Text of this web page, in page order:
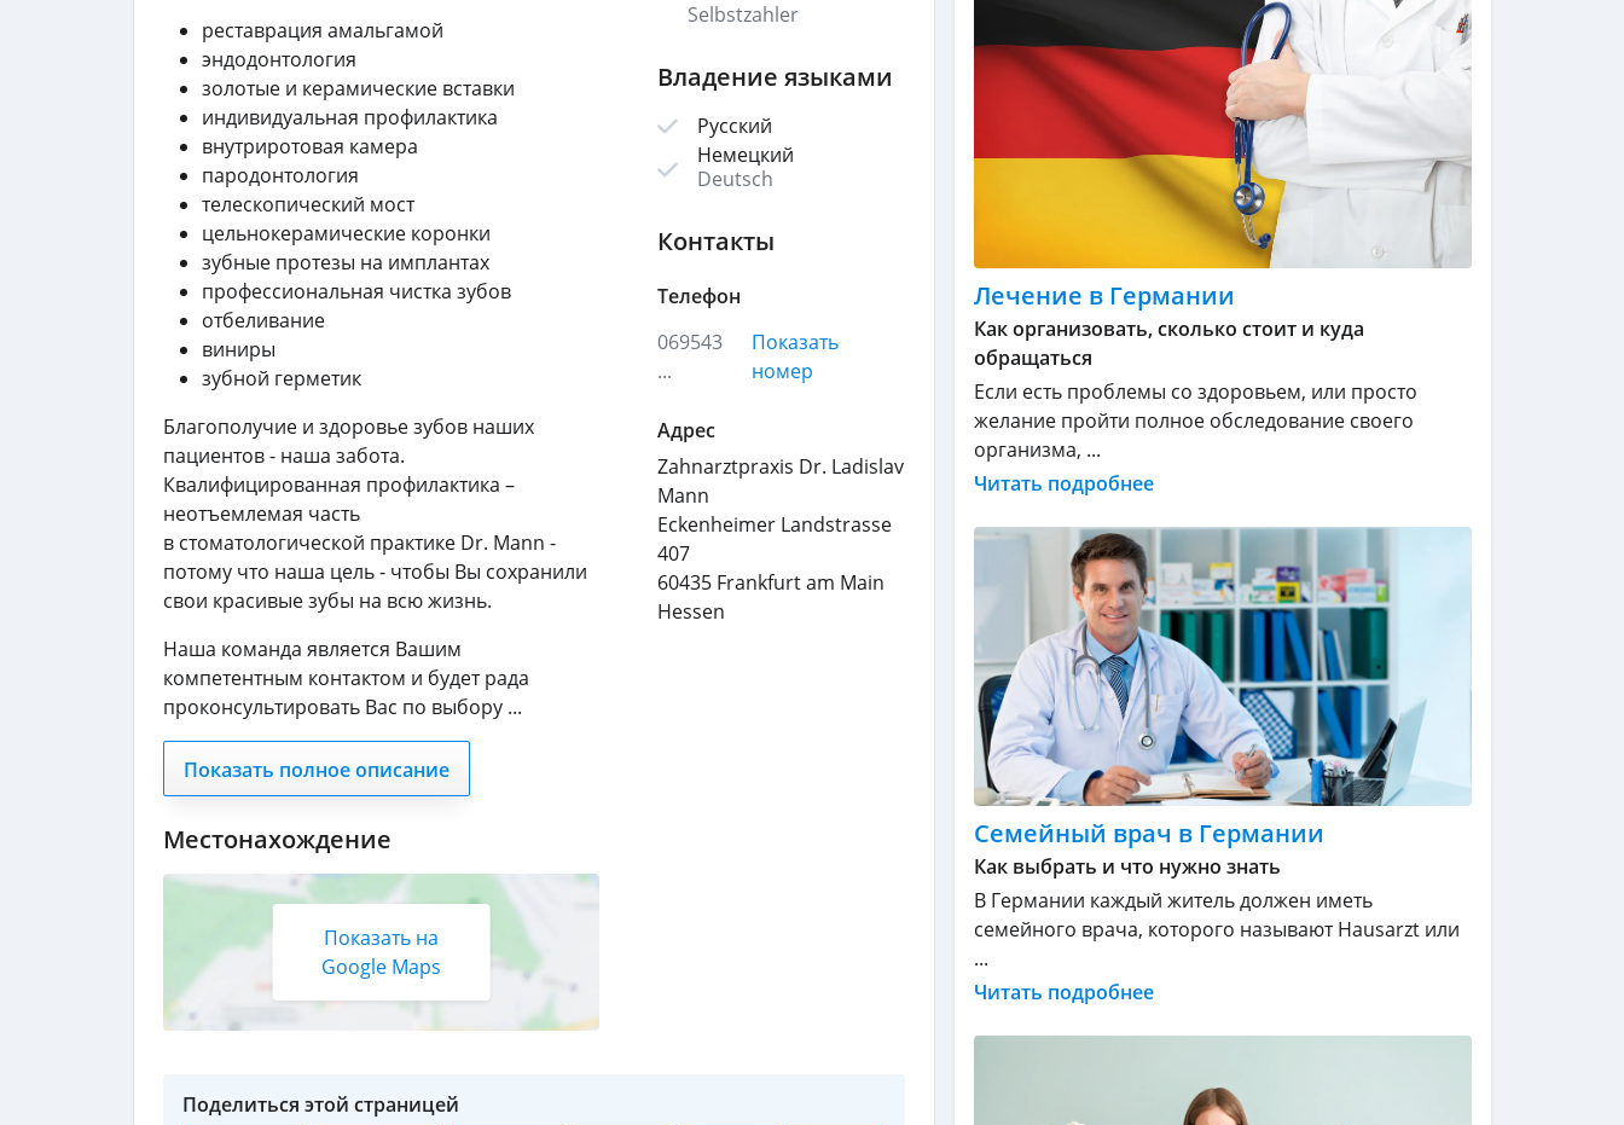
реставрация амальгамой
эндодонтология
золотые и керамические вставки
индивидуальная профилактика
внутриротовая камера
пародонтология
телескопический мост
цельнокерамические коронки
зубные протезы на имплантах
профессиональная чистка зубов
отбеливание
виниры
зубной герметик
Благополучие и здоровье зубов наших
пациентов - наша забота.
Квалифицированная профилактика –
неотъемлемая часть
в стоматологической практике Dr. Mann -
потому что наша цель - чтобы Вы сохранили
свои красивые зубы на всю жизнь.
Наша команда является Вашим
компетентным контактом и будет рада
проконсультировать Вас по выбору ...
Показать полное описание
Местонахождение
Показать на
Google Maps
Selbstzahler
Владение языками
Русский
Немецкий
Deutsch
Контакты
Телефон
069543
...
Показать
номер
Адрес
Zahnarztpraxis Dr. Ladislav
Mann
Eckenheimer Landstrasse
407
60435 Frankfurt am Main
Hessen
Поделиться этой страницей
Лечение в Германии
Как организовать, сколько стоит и куда
обращаться
Если есть проблемы со здоровьем, или просто
желание пройти полное обследование своего
организма, ...
Читать подробнее
Семейный врач в Германии
Как выбрать и что нужно знать
В Германии каждый житель должен иметь
семейного врача, которого называют Hausarzt или
...
Читать подробнее